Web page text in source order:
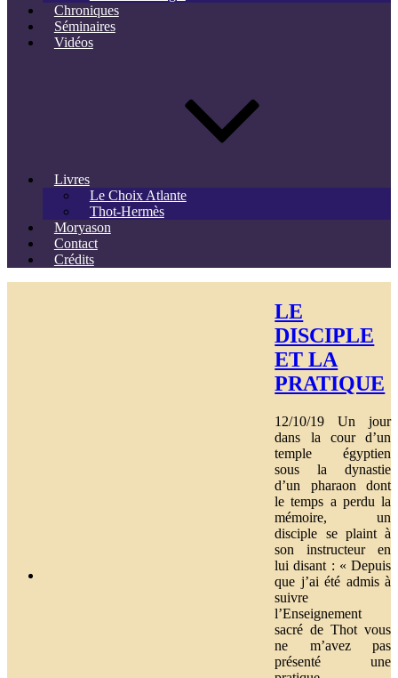
Chroniques
Séminaires
Vidéos
Livres
Le Choix Atlante
Thot-Hermès
Moryason
Contact
Crédits
LE
DISCIPLE
ET LA
PRATIQUE
12/10/19 Un jour
dans la cour d’un
temple égyptien
sous la dynastie
d’un pharaon dont
le temps a perdu la
mémoire, un
disciple se plaint à
son instructeur en
lui disant : « Depuis
que j’ai été admis à
suivre
l’Enseignement
sacré de Thot vous
ne m’avez pas
présenté une